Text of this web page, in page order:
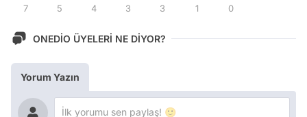
7 5 4 3 3 1 0
ONEDİO ÜYELERİ NE DİYOR?
Yorum Yazın